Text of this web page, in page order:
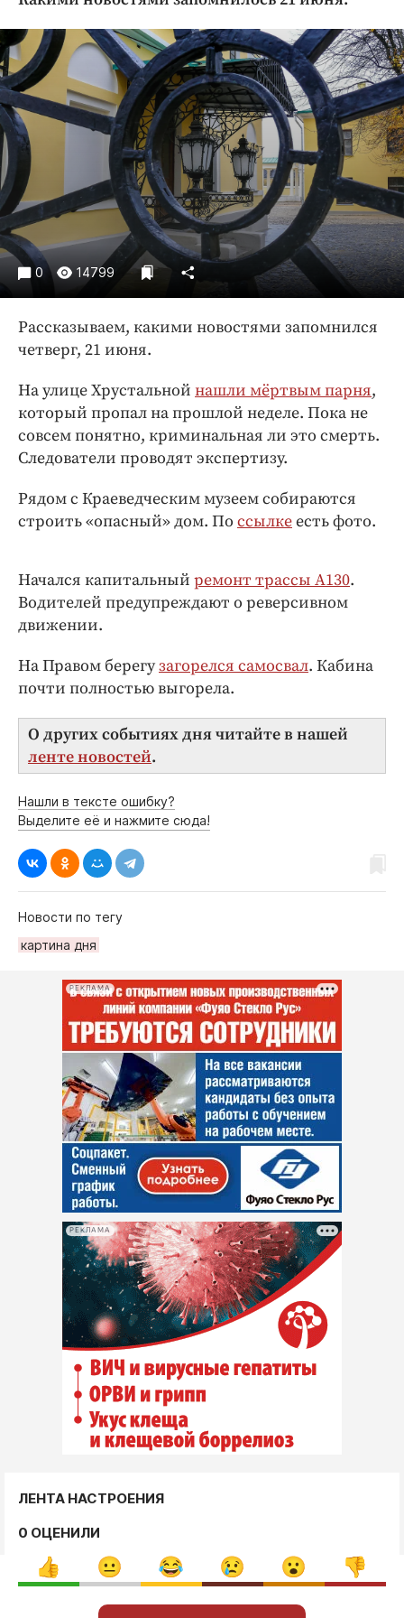
Культура
Недвижимость и ЖКХ
Образование
Общество
Погода
Праздники
Происшествия
Экономика и бизнес
ПРОЕКТЫ
Блоги
Издания
Медиаперсона
Интересное чтиво
Клиника года
Бренд года
Работодатель года
0 14799
Рассказываем, какими новостями запомнился
четверг, 21 июня.
На улице Хрустальной нашли мёртвым парня,
который пропал на прошлой неделе. Пока не
совсем понятно, криминальная ли это смерть.
Следователи проводят экспертизу.
Рядом с Краеведческим музеем собираются
строить «опасный» дом. По ссылкеесть фото.
Начался капитальный ремонт трассы А130.
Водителей предупреждают о реверсивном
движении.
На Правом берегузагорелся самосвал. Кабина
почти полностью выгорела.
О других событиях дня читайте в нашей
ленте новостей.
Нашли в тексте ошибку?
Выделите её и нажмите сюда!
Новости по тегу
картина дня
РЕКЛАМА
РЕКЛАМА
ЛЕНТА НАСТРОЕНИЯ
0 ОЦЕНИЛИ